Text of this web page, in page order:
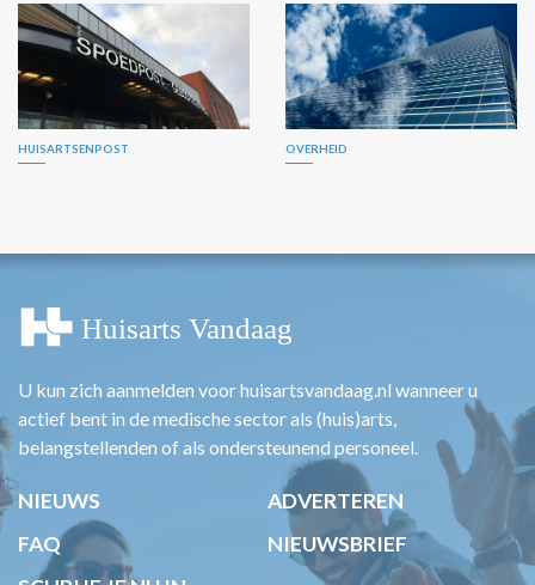
HUISARTSENPOST OVERHEID
U kun zich aanmelden voor huisartsvandaag.nl wanneer u
actief bent in de medische sector als (huis)arts,
belangstellenden of als ondersteunend personeel.
NIEUWS
ADVERTEREN
FAQ
NIEUWSBRIEF